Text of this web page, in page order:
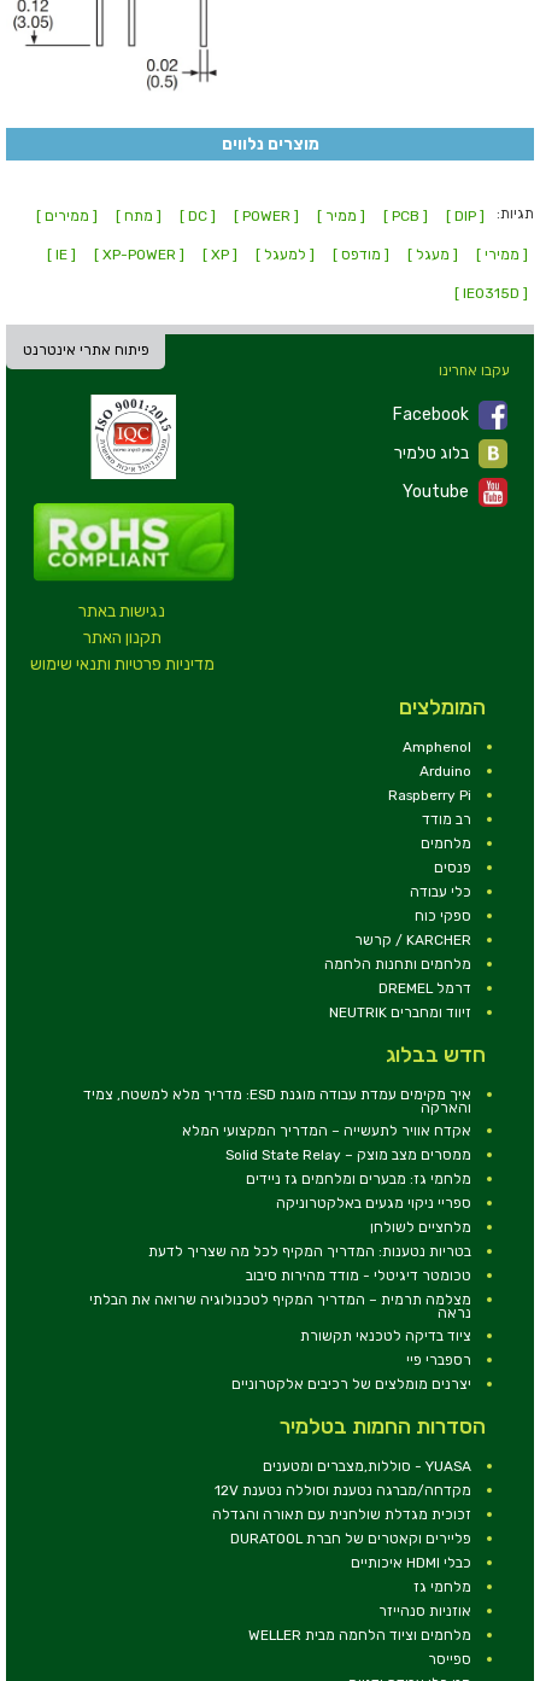
מוצרים נלווים
תגיות: [ DIP ]
[ PCB ] [ ממיר ] [ POWER ]
[ DC ] [ מתח ] [ ממירים ]
[ ממירי ] [ מעגל ] [ מודפס ] [ למעגל ] [ XP ]
[ XP-POWER ]
[ IE ]
[ IE0315D ]
פיתוח אתרי אינטרנט
נגישות באתר
תקנון האתר
מדיניות פרטיות ותנאי שימוש
עקבו אחרינו
Facebook
Youtube
המומלצים
Amphenol
Arduino
Raspberry Pi
רב מודד
מלחמים
פנסים
כלי עבודה
ספקי כוח
KARCHER / קרשר
מלחמים ותחנות הלחמה
דרמל DREMEL
זיווד ומחברים NEUTRIK
חדש בבלוג
איך מקימים עמדת עבודה מוגנת ESD: מדריך מלא למשטח, צמיד
והארקה
אקדח אוויר לתעשייה – המדריך המקצועי המלא
ממסרים מצב מוצק – Solid State Relay
מלחמי גז: מבערים ומלחמים גז ניידים
ספריי ניקוי מגעים באלקטרוניקה
מלחציים לשולחן
בטריות נטענות: המדריך המקיף לכל מה שצריך לדעת
טכומטר דיגיטלי - מודד מהירות סיבוב
מצלמה תרמית – המדריך המקיף לטכנולוגיה שרואה את הבלתי
נראה
ציוד בדיקה לטכנאי תקשורת
רספברי פיי
יצרנים מומלצים של רכיבים אלקטרוניים
הסדרות החמות בטלמיר
YUASA - סוללות,מצברים ומטענים
מקדחה/מברגה נטענת וסוללה נטענת 12V
זכוכית מגדלת שולחנית עם תאורה והגדלה
פליירים וקאטרים של חברת DURATOOL
כבלי HDMI איכותיים
מלחמי גז
אוזניות סנהייזר
מלחמים וציוד הלחמה מבית WELLER
ספייסר